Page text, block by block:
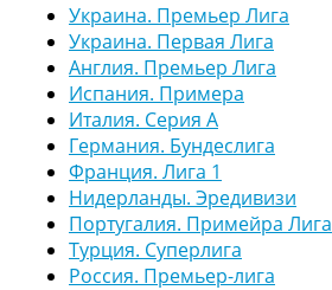
Украина. Премьер Лига
Украина. Первая Лига
Англия. Премьер Лига
Испания. Примера
Италия. Серия А
Германия. Бундеслига
Франция. Лига 1
Нидерланды. Эредивизи
Португалия. Примейра Лига
Турция. Суперлига
Россия. Премьер-лига